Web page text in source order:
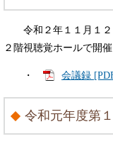
令和２年１１月１２
２階視聴覚ホールで開催
・ 会議録
令和元年度第